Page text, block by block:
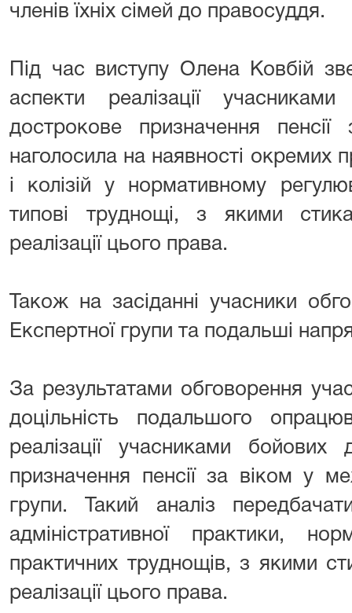
членів їхніх сімей до правосуддя.
Під час виступу Олена Ковбій
аспекти реалізації
дострокове призначення
наголосила на наявності окремих
і колізій у нормативному
типові труднощі, з якими
реалізації цього права.
Також на засіданні учасники
Експертної групи та подальші
За результатами обговорення
доцільність подальшого
реалізації учасниками
призначення пенсії за віком у
групи. Такий аналіз
адміністративної практики,
практичних труднощів, з якими
реалізації цього права.